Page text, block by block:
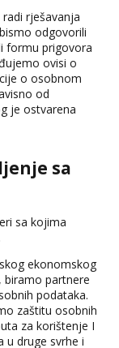
rješavanja
odgovorili
formu prigovora
ovisi o
o osobnom
od
je ostvarena
sa
sa kojima
ekonomskog
biramo partnere
podataka.
zaštitu osobnih
za korištenje I
u druge svrhe i